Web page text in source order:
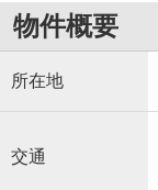
物件概要
所在地
交通